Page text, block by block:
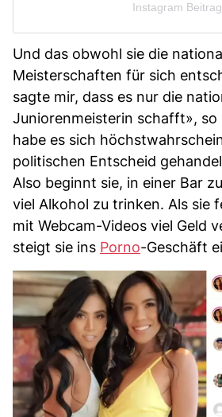
Instagram Beitrag
Und das obwohl sie die
Meisterschaften für sich
sagte mir, dass es nur die
Juniorenmeisterin schafft», so
habe es sich
politischen Entscheid
Also beginnt sie, in einer Bar
viel Alkohol zu trinken. Als sie
mit Webcam-Videos viel Geld
steigt sie ins Porno-Geschäft